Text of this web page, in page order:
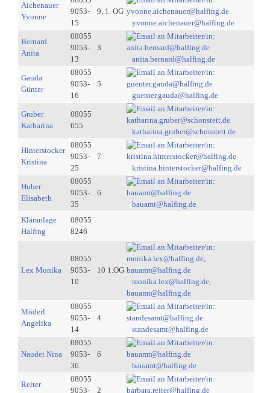
Aichenauer
Yvonne
9053-
15
9, 1. OG
yvonne.aichenauer@halfing.de
Bernard
Anita
08055
9053-
13
3
anita.bernard@halfing.de
Gauda
Günter
08055
9053-
16
5
guenter.gauda@halfing.de
Gruber
Katharina
08055
655
katharina.gruber@schonstett.de
Hinterstocker
Kristina
08055
9053-
25
7
kristina.hinterstocker@halfing.de
Huber
Elisabeth
08055
9053-
35
6
bauamt@halfing.de
Kläranlage
Halfing
08055
8246
Lex Monika
08055
9053-
10
10 1.OG
monika.lex@halfing.de,
bauamt@halfing.de
Möderl
Angelika
08055
9053-
14
4
standesamt@halfing.de
Naudet Nina
08055
9053-
36
6
bauamt@halfing.de
Reiter
08055
9053-
2